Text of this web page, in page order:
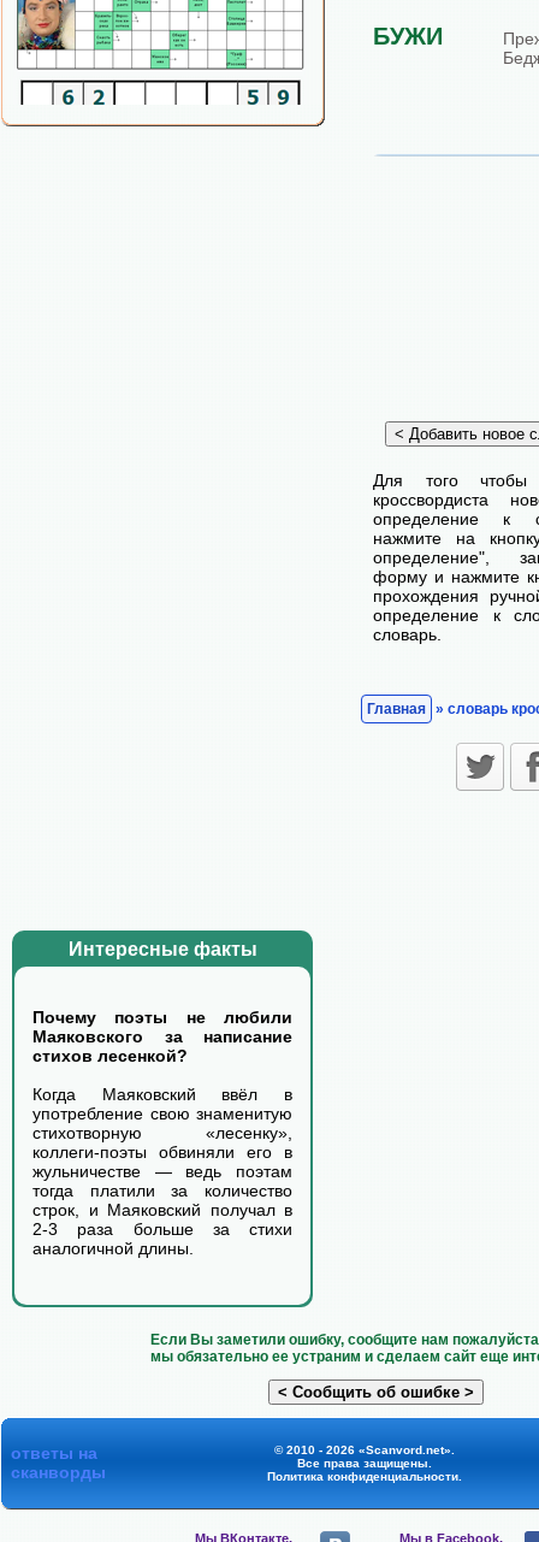
Интересные факты
Почему поэты не любили
Маяковского за написание
стихов лесенкой?
Когда Маяковский ввёл в
употребление свою знаменитую
стихотворную «лесенку»,
коллеги-поэты обвиняли его в
жульничестве — ведь поэтам
тогда платили за количество
строк, и Маяковский получал в
2-3 раза больше за стихи
аналогичной длины.
БУЖИ
Для того чтобы
кроссвордиста
определение к
нажмите на
определение",
форму и нажмите
прохождения
определение к
словарь.
Главная » словарь
Если Вы заметили ошибку, сообщите нам
мы обязательно ее устраним и сделаем сайт еще
ответы на
сканворды
© 2010 - 2026 «Scanvord.net».
Все права защищены.
Политика конфиденциальности.
Мы ВКонтакте,
Мы в Facebook,